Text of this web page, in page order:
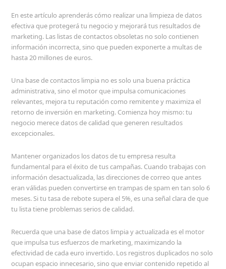
En este artículo aprenderás cómo realizar una limpieza de datos
efectiva que protegerá tu negocio y mejorará tus resultados de
marketing. Las listas de contactos obsoletas no solo contienen
información incorrecta, sino que pueden exponerte a multas de
hasta 20 millones de euros.
Una base de contactos limpia no es solo una buena práctica
administrativa, sino el motor que impulsa comunicaciones
relevantes, mejora tu reputación como remitente y maximiza el
retorno de inversión en marketing. Comienza hoy mismo: tu
negocio merece datos de calidad que generen resultados
excepcionales.
Mantener organizados los datos de tu empresa resulta
fundamental para el éxito de tus campañas. Cuando trabajas con
información desactualizada, las direcciones de correo que antes
eran válidas pueden convertirse en trampas de spam en tan solo 6
meses. Si tu tasa de rebote supera el 5%, es una señal clara de que
tu lista tiene problemas serios de calidad.
Recuerda que una base de datos limpia y actualizada es el motor
que impulsa tus esfuerzos de marketing, maximizando la
efectividad de cada euro invertido. Los registros duplicados no solo
ocupan espacio innecesario, sino que enviar contenido repetido al